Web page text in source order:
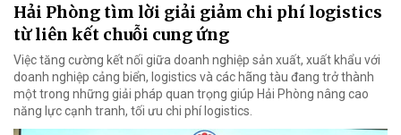
Hải Phòng tìm lời giải giảm chi phí logistics
từ liên kết chuỗi cung ứng
Việc tăng cường kết nối giữa doanh nghiệp sản xuất, xuất khẩu với
doanh nghiệp cảng biển, logistics và các hãng tàu đang trở thành
một trong những giải pháp quan trọng giúp Hải Phòng nâng cao
năng lực cạnh tranh, tối ưu chi phí logistics.